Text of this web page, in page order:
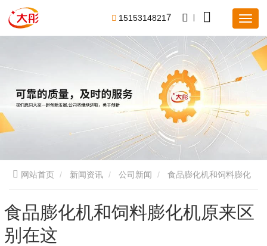
15153148217
网站首页 新闻资讯 公司新闻
机原来区别在这
食品膨化机和饲料膨化机原来区
别在这